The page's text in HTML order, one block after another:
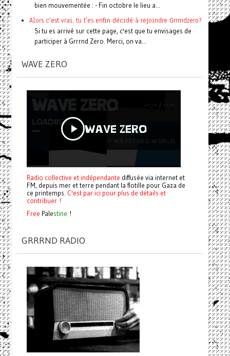
bien mouvementée : - Fin octobre le lieu a...
Alors c'est vrai, tu t'es enfin décidé à rejoindre Grrrndzero?
Si tu es arrivé sur cette page, c'est que tu envisages de
participer à Grrrnd Zero. Merci, on va...
WAVE ZERO
Radio collective et indépendante diffusée via internet et
FM, depuis mer et terre pendant la flotille pour Gaza de
ce printemps. C'est par ici pour plus de détails et
contribuer !
Free Palestine !
GRRRND RADIO